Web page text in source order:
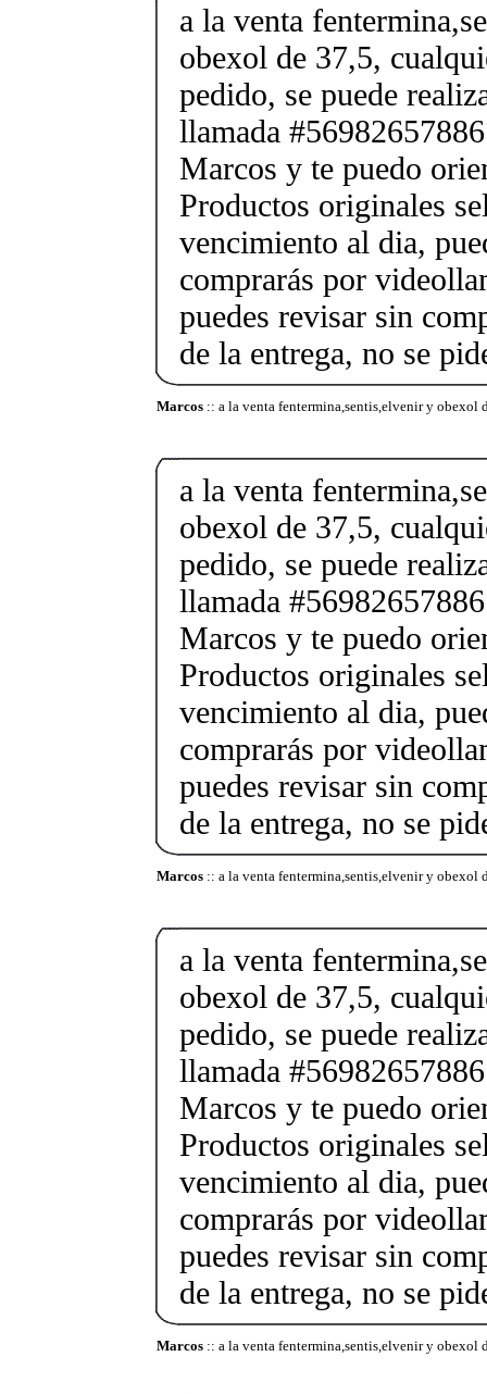
a la venta
obexol de 37,5,
pedido, se puede
llamada
Marcos y te puedo
Productos originales
vencimiento al dia,
comprarás por
puedes revisar sin
de la entrega, no se
Marcos:: a la venta fentermina,sentis,elvenir y obexol
a la venta
obexol de 37,5,
pedido, se puede
llamada
Marcos y te puedo
Productos originales
vencimiento al dia,
comprarás por
puedes revisar sin
de la entrega, no se
Marcos:: a la venta fentermina,sentis,elvenir y obexol
a la venta
obexol de 37,5,
pedido, se puede
llamada
Marcos y te puedo
Productos originales
vencimiento al dia,
comprarás por
puedes revisar sin
de la entrega, no se
Marcos:: a la venta fentermina,sentis,elvenir y obexol